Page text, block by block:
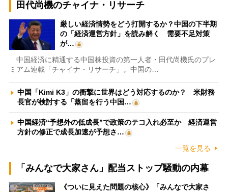
田代尚機のチャイナ・リサーチ
厳しい経済情勢をどう打開するか？中国の下半期
の「経済運営方針」を読み解く 需要不足対策
が…
中国経済に精通する中国株投資の第一人者・田代尚機氏のプレ
ミアム連載「チャイナ・リサーチ」。中国の…
中国「Kimi K3」の衝撃に世界はどう対応するのか？ 米財務
長官が検討する「蒸留を行う中国…
中国経済“予想外の低成長”で政策のテコ入れ必至か 経済運営
方針の修正で成長加速が予想さ…
一覧を見る
「みんなで大家さん」配当ストップ騒動の内幕
《ついに見えた問題の核心》「みんなで大家さ